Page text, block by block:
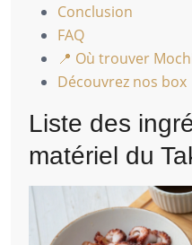
Conclusion
FAQ
📍 Où trouver
Découvrez nos box
Liste des
matériel du